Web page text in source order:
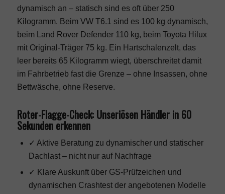
dynamisch an – statisch sind es oft über 250
Kilogramm. Beim VW T6.1 sind es 100 kg dynamisch,
beim Land Rover Defender 110 kg, beim Toyota Hilux
mit Original-Träger 75 kg. Ein Hartschalenzelt, das
leer bereits 65 Kilogramm wiegt, überschreitet damit
im Fahrbetrieb fast die Grenze – ohne Insassen, ohne
Bettwäsche, ohne Reserve.
Roter-Flagge-Check: Unseriösen Händler in 60
Sekunden erkennen
✓ Aktive Beratung zu dynamischer und statischer
Dachlast – nicht nur auf Nachfrage
✓ Klare Auskunft über GS-Prüfzeichen und
dynamischen Crashtest der angebotenen Modelle